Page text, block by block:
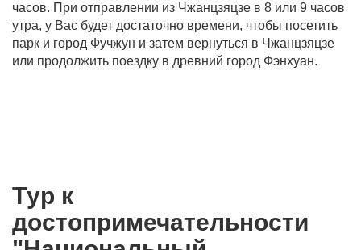
часов. При отправлении из Чжанцзяцзе в 8 или 9 часов
утра, у Вас будет достаточно времени, чтобы посетить
парк и город Фучжун и затем вернуться в Чжанцзяцзе
или продолжить поездку в древний город Фэнхуан.
Tур к
достопримечательности